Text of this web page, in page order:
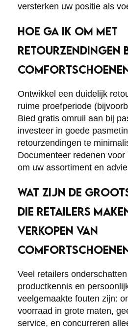
versterken uw positie als
HOE GA IK OM MET
RETOURZENDINGEN
Ontwikkel een duidelijk
ruime proefperiode
Bied gratis omruil aan bij
investeer in goede
retourzendingen te
Documenteer redenen
om uw assortiment en
WAT ZIJN DE
DIE RETAILERS
VERKOPEN VAN
Veel retailers
productkennis en
veelgemaakte fouten zijn:
voorraad in grote maten,
service, en concurreren